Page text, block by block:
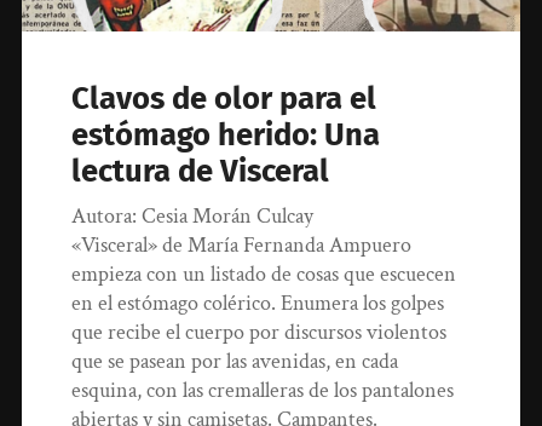
Clavos de olor para el
estómago herido: Una
lectura de Visceral
Autora: Cesia Morán Culcay
«Visceral» de María Fernanda Ampuero
empieza con un listado de cosas que escuecen
en el estómago colérico. Enumera los golpes
que recibe el cuerpo por discursos violentos
que se pasean por las avenidas, en cada
esquina, con las cremalleras de los pantalones
abiertas y sin camisetas. Campantes.